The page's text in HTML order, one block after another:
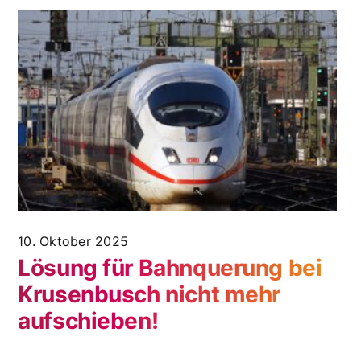
Lösung für Bahnquerung bei
Krusenbusch nicht mehr
aufschieben!
10. Oktober 2025